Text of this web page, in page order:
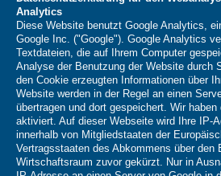
Analytics
Diese Website benutzt Google Analytics,
Google Inc. ("Google"). Google Analytics
Textdateien, die auf Ihrem Computer
Analyse der Benutzung der Website durch
den Cookie erzeugten Informationen über
Website werden in der Regel an einen
übertragen und dort gespeichert. Wir
aktiviert. Auf dieser Webseite wird Ihre IP-
innerhalb von Mitgliedstaaten der
Vertragsstaaten des Abkommens über den
Wirtschaftsraum zuvor gekürzt. Nur in